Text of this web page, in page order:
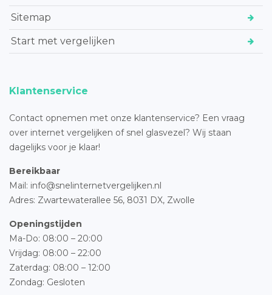
Sitemap
Start met vergelijken
Klantenservice
Contact opnemen met onze klantenservice? Een vraag
over internet vergelijken of snel glasvezel? Wij staan
dagelijks voor je klaar!
Bereikbaar
Mail: info@snelinternetvergelijken.nl
Adres: Zwartewaterallee 56, 8031 DX, Zwolle
Openingstijden
Ma-Do: 08:00 – 20:00
Vrijdag: 08:00 – 22:00
Zaterdag: 08:00 – 12:00
Zondag: Gesloten